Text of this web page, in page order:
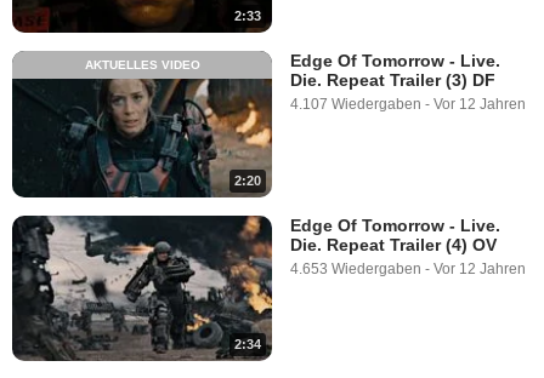
2:33
2:20
AKTUELLES VIDEO
Edge Of Tomorrow - Live.
Die. Repeat Trailer (3) DF
4.107 Wiedergaben - Vor 12 Jahren
2:34
Edge Of Tomorrow - Live.
Die. Repeat Trailer (4) OV
4.653 Wiedergaben - Vor 12 Jahren